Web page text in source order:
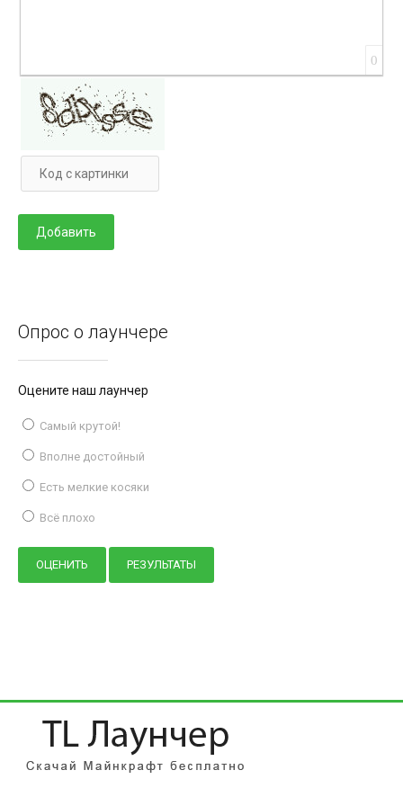
0
Опрос о лаунчере
Оцените наш лаунчер
Самый крутой!
Вполне достойный
Есть мелкие косяки
Всё плохо